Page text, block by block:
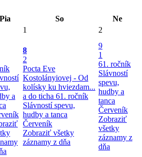
Pia So
Ne
1 2
a
8
2
Pocta Eve
Kostolányiovej - Od
kolísky ku hviezdam...
a do ticha 61. ročník
Slávností spevu,
hudby a tanca
Červeník
Zobraziť všetky
záznamy z dňa
9
1
61. ročník
Slávností
spevu,
hudby a
tanca
Červeník
Zobraziť
všetky
záznamy z
dňa